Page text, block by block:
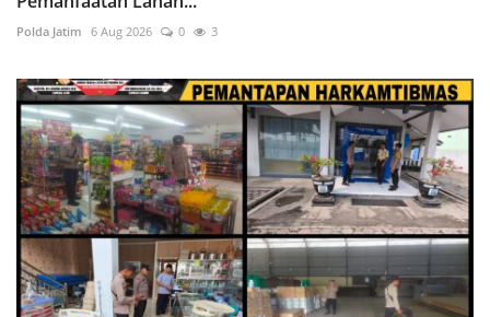
Polda Jatim 6 Aug 2026 0 3